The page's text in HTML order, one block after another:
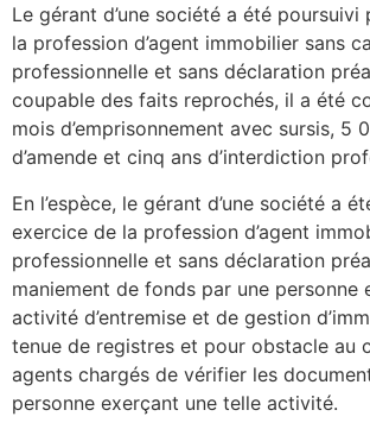
Le gérant d’une société a été
la profession d’agent immobilier sans
professionnelle et sans déclaration
coupable des faits reprochés, il a été
mois d’emprisonnement avec sursis, 5
d’amende et cinq ans d’interdiction
En l’espèce, le gérant d’une société a
exercice de la profession d’agent
professionnelle et sans déclaration
maniement de fonds par une personne
activité d’entremise et de gestion
tenue de registres et pour obstacle au
agents chargés de vérifier les
personne exerçant une telle activité.